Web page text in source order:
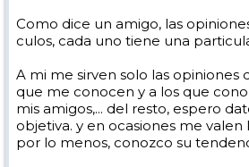
Como dice un amigo, las
culos, cada uno tiene una
A mi me sirven solo las opiniones
que me conocen y a los que
mis amigos,... del resto, espero
objetiva. y en ocasiones me
por lo menos, conozco su